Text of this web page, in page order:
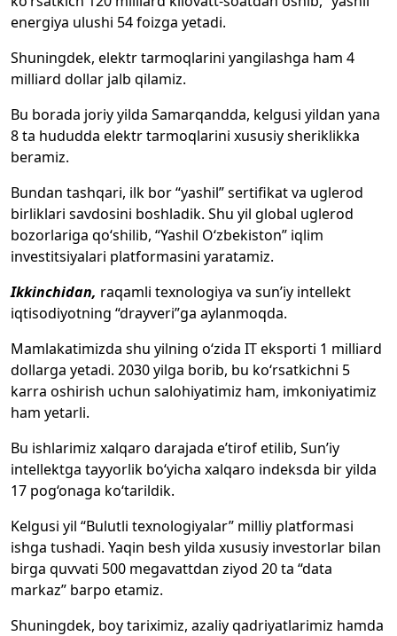
energiya ulushi 54 foizga yetadi.
Shuningdek, elektr tarmoqlarini yangilashga ham 4
milliard dollar jalb qilamiz.
Bu borada joriy yilda Samarqandda, kelgusi yildan yana
8 ta hududda elektr tarmoqlarini xususiy sheriklikka
beramiz.
Bundan tashqari, ilk bor “yashil” sertifikat va uglerod
birliklari savdosini boshladik. Shu yil global uglerod
bozorlariga qo‘shilib, “Yashil O‘zbekiston” iqlim
investitsiyalari platformasini yaratamiz.
Ikkinchidan, raqamli texnologiya va sun’iy intellekt
iqtisodiyotning “drayveri”ga aylanmoqda.
Mamlakatimizda shu yilning o‘zida IT eksporti 1 milliard
dollarga yetadi. 2030 yilga borib, bu ko‘rsatkichni 5
karra oshirish uchun salohiyatimiz ham, imkoniyatimiz
ham yetarli.
Bu ishlarimiz xalqaro darajada e’tirof etilib, Sun’iy
intellektga tayyorlik bo‘yicha xalqaro indeksda bir yilda
17 pog‘onaga ko‘tarildik.
Kelgusi yil “Bulutli texnologiyalar” milliy platformasi
ishga tushadi. Yaqin besh yilda xususiy investorlar bilan
birga quvvati 500 megavattdan ziyod 20 ta “data
markaz” barpo etamiz.
Shuningdek, boy tariximiz, azaliy qadriyatlarimiz hamda